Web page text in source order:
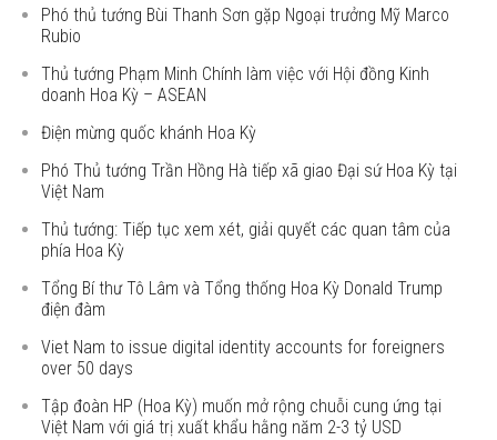
Phó thủ tướng Bùi Thanh Sơn gặp Ngoại trưởng Mỹ Marco
Rubio
Thủ tướng Phạm Minh Chính làm việc với Hội đồng Kinh
doanh Hoa Kỳ – ASEAN
Điện mừng quốc khánh Hoa Kỳ
Phó Thủ tướng Trần Hồng Hà tiếp xã giao Đại sứ Hoa Kỳ tại
Việt Nam
Thủ tướng: Tiếp tục xem xét, giải quyết các quan tâm của
phía Hoa Kỳ
Tổng Bí thư Tô Lâm và Tổng thống Hoa Kỳ Donald Trump
điện đàm
Viet Nam to issue digital identity accounts for foreigners
over 50 days
Tập đoàn HP (Hoa Kỳ) muốn mở rộng chuỗi cung ứng tại
Việt Nam với giá trị xuất khẩu hằng năm 2-3 tỷ USD